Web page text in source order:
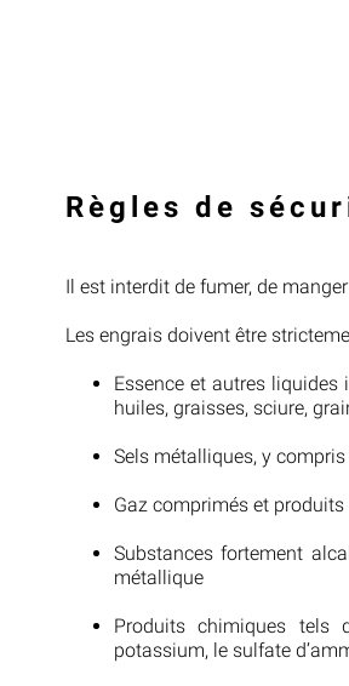
Règles de
Il est interdit de fumer, de
Les engrais doivent être
Essence et autres
huiles, graisses, sciure,
Sels métalliques, y
Gaz comprimés et
Substances fortement
métallique
Produits chimiques tels
potassium, le sulfate